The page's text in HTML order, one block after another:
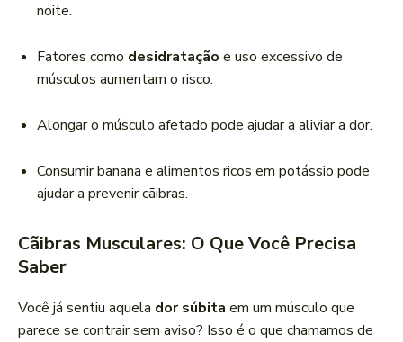
noite.
Fatores como desidratação e uso excessivo de
músculos aumentam o risco.
Alongar o músculo afetado pode ajudar a aliviar a dor.
Consumir banana e alimentos ricos em potássio pode
ajudar a prevenir cãibras.
Cãibras Musculares: O Que Você Precisa
Saber
Você já sentiu aquela dor súbita em um músculo que
parece se contrair sem aviso? Isso é o que chamamos de